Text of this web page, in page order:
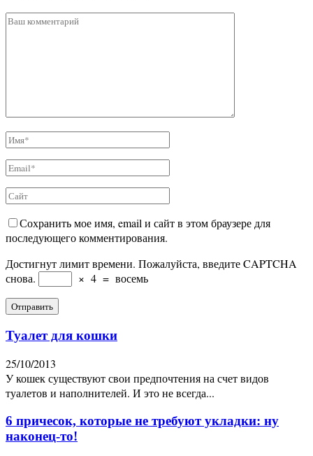
Сохранить мое имя, email и сайт в этом браузере для
последующего комментирования.
Достигнут лимит времени. Пожалуйста, введите CAPTCHA
снова.
× 4 = восемь
Туалет для кошки
25/10/2013
У кошек существуют свои предпочтения на счет видов
туалетов и наполнителей. И это не всегда...
6 причесок, которые не требуют укладки: ну
наконец-то!